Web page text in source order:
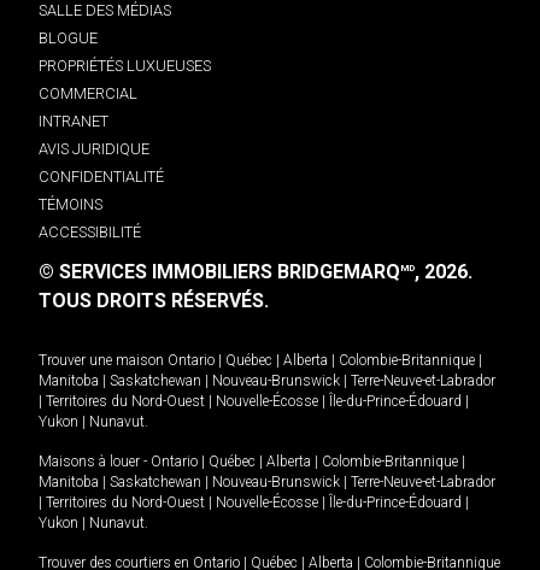
SALLE DES MÉDIAS
BLOGUE
PROPRIÉTÉS LUXUEUSES
COMMERCIAL
INTRANET
AVIS JURIDIQUE
CONFIDENTIALITÉ
TÉMOINS
ACCESSIBILITÉ
© SERVICES IMMOBILIERS BRIDGEMARQMD, 2026.
TOUS DROITS RÉSERVÉS.
Trouver une maison Ontario Québec Alberta Colombie-Britannique
Manitoba
Saskatchewan Nouveau-Brunswick
Terre-Neuve-et-Labrador
Territoires du Nord-Ouest Nouvelle-Écosse Île-du-Prince-Édouard
Yukon
Nunavut.
Maisons à louer - Ontario Québec Alberta Colombie-Britannique
Manitoba
Saskatchewan Nouveau-Brunswick
Terre-Neuve-et-Labrador
Territoires du Nord-Ouest Nouvelle-Écosse Île-du-Prince-Édouard
Yukon
Nunavut.
Trouver des courtiers en Ontario Québec Alberta
Colombie-Britannique